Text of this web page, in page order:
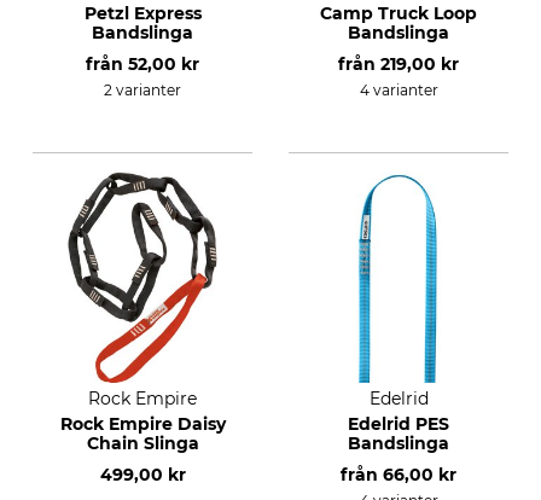
Petzl Express
Bandslinga
från 52,00 kr
2 varianter
Camp Truck Loop
Bandslinga
från 219,00 kr
4 varianter
Rock Empire
Rock Empire Daisy
Chain Slinga
499,00 kr
Edelrid
Edelrid PES
Bandslinga
från 66,00 kr